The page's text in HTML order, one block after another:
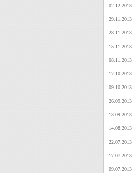
02.12.2013
29.11.2013
28.11.2013
15.11.2013
08.11.2013
17.10.2013
09.10.2013
26.09.2013
13.09.2013
14.08.2013
22.07.2013
17.07.2013
09.07.2013